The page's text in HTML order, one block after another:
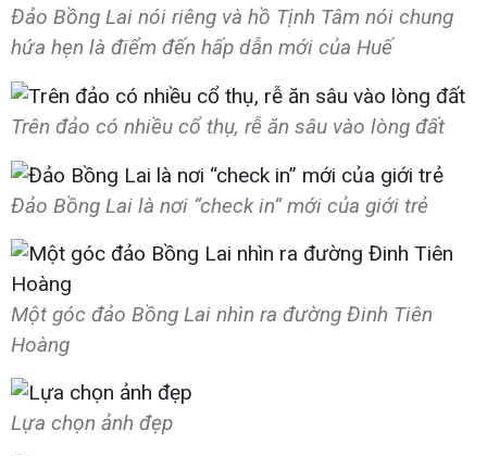
Đảo Bồng Lai nói riêng và hồ Tịnh Tâm nói chung
hứa hẹn là điểm đến hấp dẫn mới của Huế
Trên đảo có nhiều cổ thụ, rễ ăn sâu vào lòng đất
Đảo Bồng Lai là nơi “check in” mới của giới trẻ
Một góc đảo Bồng Lai nhìn ra đường Đinh Tiên
Hoàng
Lựa chọn ảnh đẹp